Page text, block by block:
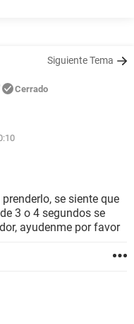
Siguiente Tema
Cerrado
se siente que
3 o 4 segundos se
ayudenme por favor